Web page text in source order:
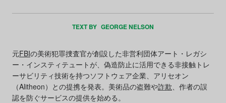
TEXT BY GEORGE NELSON
元FBIの美術犯罪捜査官が創設した非営利団体アート・レガシ
ー・インスティテュートが、偽造防止に活用できる非接触トレ
ーサビリティ技術を持つソフトウェア企業、アリセオン
（Alitheon）との提携を発表。美術品の盗難や詐欺、作者の誤
認を防ぐサービスの提供を始める。